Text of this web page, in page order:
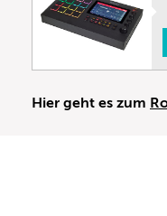
Hier geht es zum